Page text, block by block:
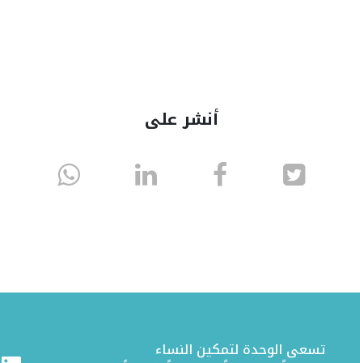
أنشر على
انشر انشر انشر
إن
تسعى الوحدة لتمكين النساء